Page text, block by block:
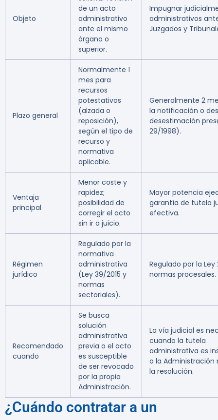
Objeto
de un acto
administrativo
ante el mismo
órgano o
superior.
Impugnar
administrativos
Juzgados y
Plazo general
Normalmente 1
mes para
recursos
potestativos
(alzada o
reposición),
según el tipo de
recurso y
normativa
aplicable.
Generalmente 2
la notificación o
desestimación
29/1998).
Ventaja
principal
Menor coste y
rapidez;
posibilidad de
corregir el acto
sin ir a juicio.
Mayor potencia
garantía de tutela
efectiva.
Régimen
jurídico
Regulado por la
normativa
administrativa
(Ley 39/2015 y
normas
sectoriales).
Regulado por la Ley
normas procesales.
Recomendado
cuando
Se busca
solución
administrativa
previa o el acto
es susceptible
de ser revocado
por la propia
Administración.
La vía judicial es
cuando la tutela
administrativa es
o la Administración
la resolución.
¿Cuándo contratar a un